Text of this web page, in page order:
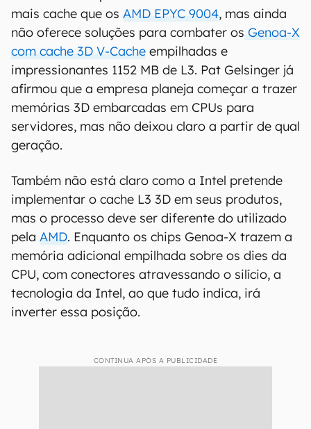
mais cache que os AMD EPYC 9004, mas ainda
não oferece soluções para combater os Genoa-X
com cache 3D V-Cache empilhadas e
impressionantes 1152 MB de L3. Pat Gelsinger já
afirmou que a empresa planeja começar a trazer
memórias 3D embarcadas em CPUs para
servidores, mas não deixou claro a partir de qual
geração.
Também não está claro como a Intel pretende
implementar o cache L3 3D em seus produtos,
mas o processo deve ser diferente do utilizado
pela AMD. Enquanto os chips Genoa-X trazem a
memória adicional empilhada sobre os dies da
CPU, com conectores atravessando o silício, a
tecnologia da Intel, ao que tudo indica, irá
inverter essa posição.
CONTINUA APÓS A PUBLICIDADE